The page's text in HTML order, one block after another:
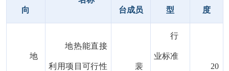
向 台成员 型 度
地
地热能直接
利用项目可行性 裴
行
业标准
20